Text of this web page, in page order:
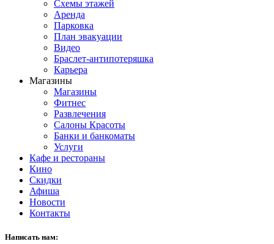
Схемы этажей
Аренда
Парковка
План эвакуации
Видео
Браслет-антипотеряшка
Карьера
Магазины
Магазины
Фитнес
Развлечения
Салоны Красоты
Банки и банкоматы
Услуги
Кафе и рестораны
Кино
Скидки
Афиша
Новости
Контакты
Написать нам: